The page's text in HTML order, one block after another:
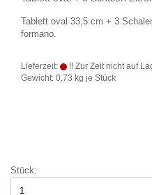
Tablett oval 33,5 cm + 3
formano.
Lieferzeit: !! Zur Zeit nicht auf
Gewicht: 0,73 kg je Stück
Stück: